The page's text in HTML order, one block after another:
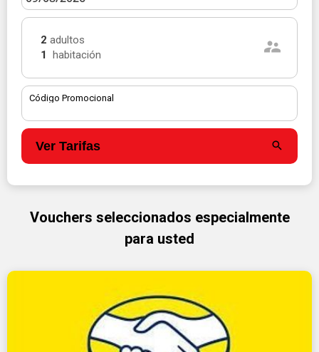
2 adultos
1
habitación
Código Promocional
Ver Tarifas
Vouchers seleccionados especialmente
para usted